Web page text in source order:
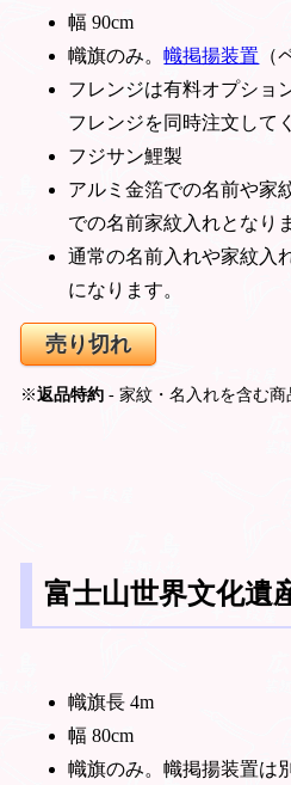
幅 90cm
幟旗のみ。幟掲揚装置 （
フレンジは有料オプショ
フレンジを同時注文して
フジサン鯉製
アルミ金箔での名前や家
での名前家紋入れとなり
通常の名前入れや家紋入
になります。
売り切れ
※返品特約 - 家紋・名入れを含む
富士山世界文化遺
幟旗長 4m
幅 80cm
幟旗のみ。幟掲揚装置は